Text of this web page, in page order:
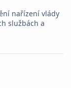
nařízení vlády
službách a